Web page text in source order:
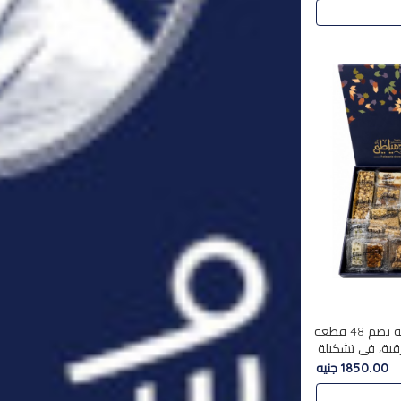
استمتع بتجربة فاخرة مع علبة تضم 48 قطعة
في تشكيلة
1850.00 جنيه